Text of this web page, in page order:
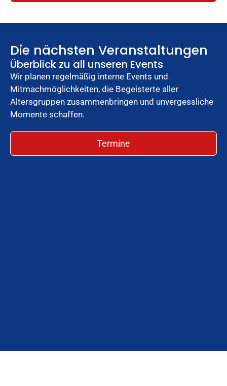
Die nächsten Veranstaltungen
Überblick zu all unseren Events
Wir planen regelmäßig interne Events und
Mitmachmöglichkeiten, die Begeisterte aller
Altersgruppen zusammenbringen und unvergessliche
Momente schaffen.
Termine